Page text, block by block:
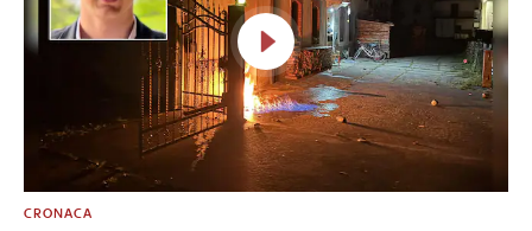
CRONACA